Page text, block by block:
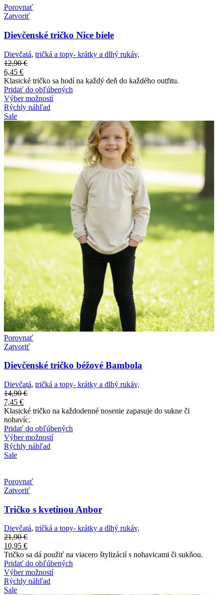
Porovnať
Zatvoriť
Dievčenské tričko Nice biele
Dievčatá, tričká a topy- krátky a dlhý rukáv,
12,90€
6,45 €
Klasické tričko sa hodí na každý deň do každého outfitu.
Pridať do obľúbených
Výber možností
Rýchly náhľad
Sale
Porovnať
Zatvoriť
Dievčenské tričko béžové Bambola
Dievčatá, tričká a topy- krátky a dlhý rukáv,
14,90€
7,45 €
Klasické tričko na každodenné nosenie zapasuje do sukne či
nohavíc.
Pridať do obľúbených
Výber možností
Rýchly náhľad
Sale
Porovnať
Zatvoriť
Tričko s kvetinou Anbor
Dievčatá, tričká a topy- krátky a dlhý rukáv,
21,90€
10,95 €
Tričko sa dá použiť na viacero štylizácií s nohavicami či sukňou.
Pridať do obľúbených
Výber možností
Rýchly náhľad
Sale